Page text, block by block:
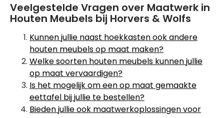
Veelgestelde Vragen over Maatwerk in
Houten Meubels bij Horvers & Wolfs
Kunnen jullie naast hoekkasten ook andere
houten meubels op maat maken?
Welke soorten houten meubels kunnen jullie
op maat vervaardigen?
Is het mogelijk om een op maat gemaakte
eettafel bij jullie te bestellen?
Bieden jullie ook maatwerkoplossingen voor